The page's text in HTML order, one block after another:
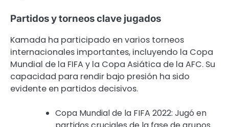
Partidos y torneos clave jugados
Kamada ha participado en varios torneos
internacionales importantes, incluyendo la Copa
Mundial de la FIFA y la Copa Asiática de la AFC. Su
capacidad para rendir bajo presión ha sido
evidente en partidos decisivos.
Copa Mundial de la FIFA 2022: Jugó en